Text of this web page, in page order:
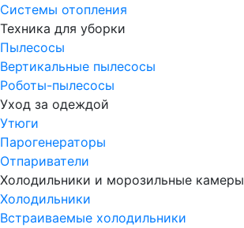
Системы отопления
Техника для уборки
Пылесосы
Вертикальные пылесосы
Роботы-пылесосы
Уход за одеждой
Утюги
Парогенераторы
Отпариватели
Холодильники и морозильные камеры
Холодильники
Встраиваемые холодильники